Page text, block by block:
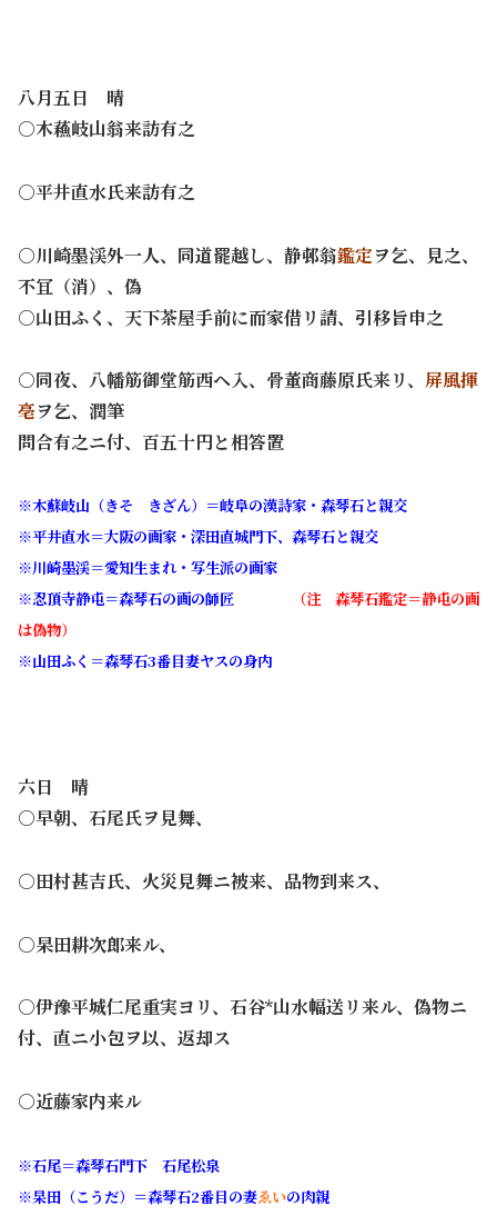
八月五日 晴
○木蘓岐山翁来訪有之
○平井直水氏来訪有之
○川崎墨渓外一人、同道罷越し、静邨翁鑑定ヲ乞、見之、
不冝（消）、偽
○山田ふく、天下茶屋手前に而家借リ請、引移旨申之
○同夜、八幡筋御堂筋西ヘ入、骨董商藤原氏来リ、 屏風揮
亳ヲ乞、潤筆
問合有之ニ付、百五十円と相答置
※木蘇岐山（きそ きざん）＝岐阜の漢詩家・森琴石と親交
※平井直水＝大阪の画家・深田直城門下、森琴石と親交
※川崎墨渓＝愛知生まれ・写生派の画家
※忍頂寺静屯＝森琴石の画の師匠
（注 森琴石鑑定＝静屯の画
は偽物）
※山田ふく＝森琴石3番目妻ヤスの身内
六日 晴
○早朝、石尾氏ヲ見舞、
○田村甚吉氏、火災見舞ニ被来、品物到来ス、
○杲田耕次郎来ル、
○伊豫平城仁尾重実ヨリ、石谷*山水幅送リ来ル、偽物ニ
付、直ニ小包ヲ以、返却ス
○近藤家内来ル
※石尾＝森琴石門下 石尾松泉
※杲田（こうだ）＝森琴石2番目の妻ゑいの肉親